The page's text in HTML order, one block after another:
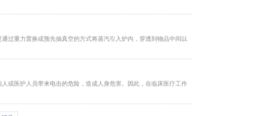
过重力置换或预先抽真空的方式将蒸汽引入炉内，穿透到物品中间以
或医护人员带来电击的危险，造成人身危害。因此，在临床医疗工作